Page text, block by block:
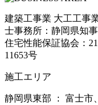
建築工事業 大工工事
士事務所：静岡県知
住宅性能保証協会：
11653号
施工エリア
静岡県東部 ： 富士市